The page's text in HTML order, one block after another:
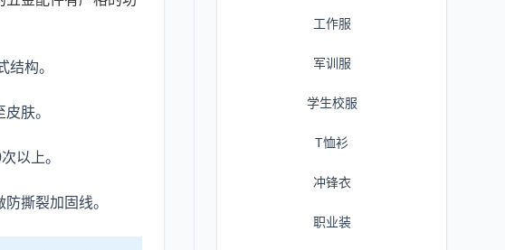
构。
肤。
以上。
撕裂加固线。
工作服
军训服
学生校服
T恤衫
冲锋衣
职业装